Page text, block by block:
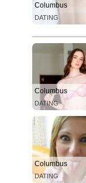
Columbus
DATING
Columbus
DATING
Columbus
DATING